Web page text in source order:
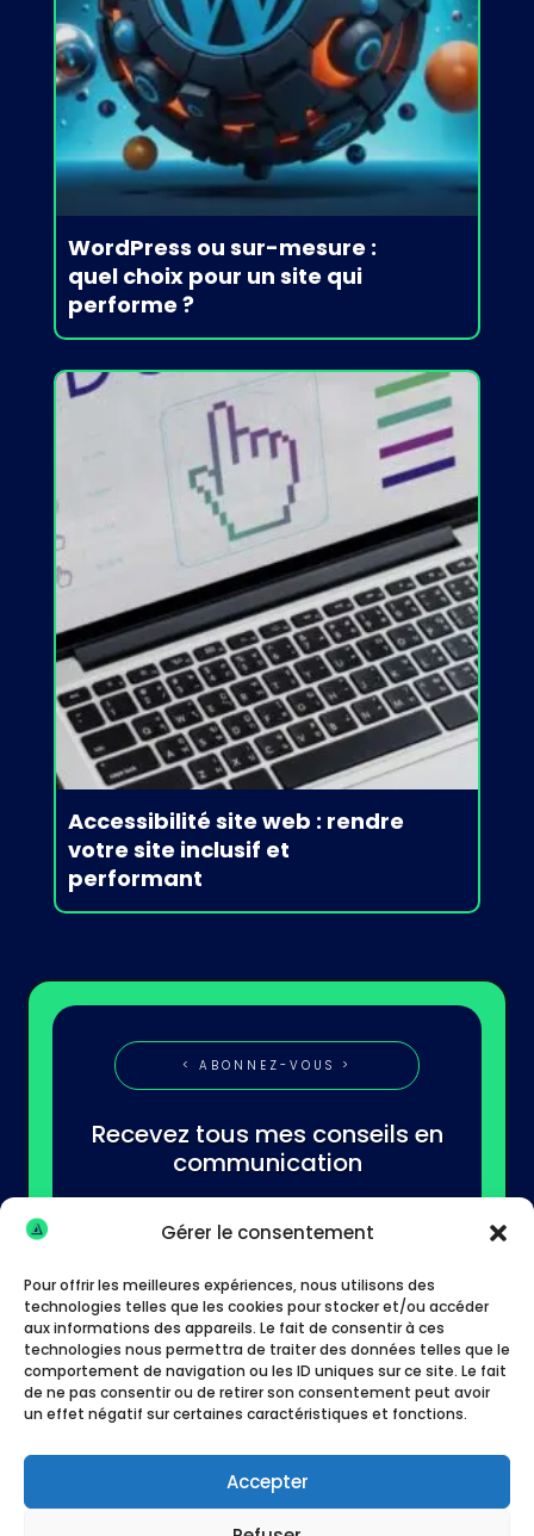
Gérer le consentement
Pour offrir les meilleures expériences, nous utilisons des
technologies telles que les cookies pour stocker et/ou accéder
aux informations des appareils. Le fait de consentir à ces
technologies nous permettra de traiter des données telles que le
comportement de navigation ou les ID uniques sur ce site. Le fait
de ne pas consentir ou de retirer son consentement peut avoir
un effet négatif sur certaines caractéristiques et fonctions.
Accepter
WordPress ou sur-mesure :
quel choix pour un site qui
performe ?
Accessibilité site web : rendre
votre site inclusif et
performant
< ABONNEZ-VOUS >
Recevez tous mes conseils en
communication
S'abonner